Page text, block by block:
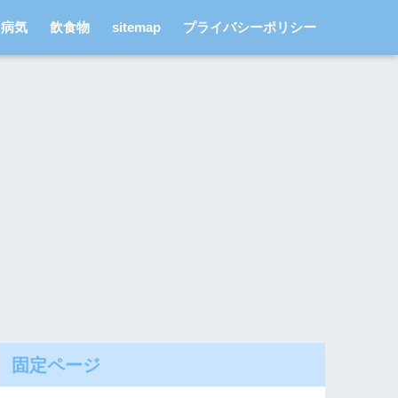
病気 飲食物 sitemap プライバシーポリシー
固定ページ